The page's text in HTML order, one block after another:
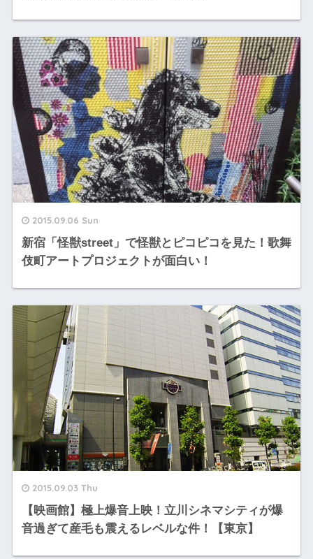
2015.09.06 Sun
新宿「怪獣street」で怪獣とピコピコを見た！歌舞
伎町アートプロジェクトが面白い！
2015.09.03 Thu
【映画館】極上爆音上映！立川シネマシティが爆
音過ぎて産毛も震えるレベルな件！【東京】